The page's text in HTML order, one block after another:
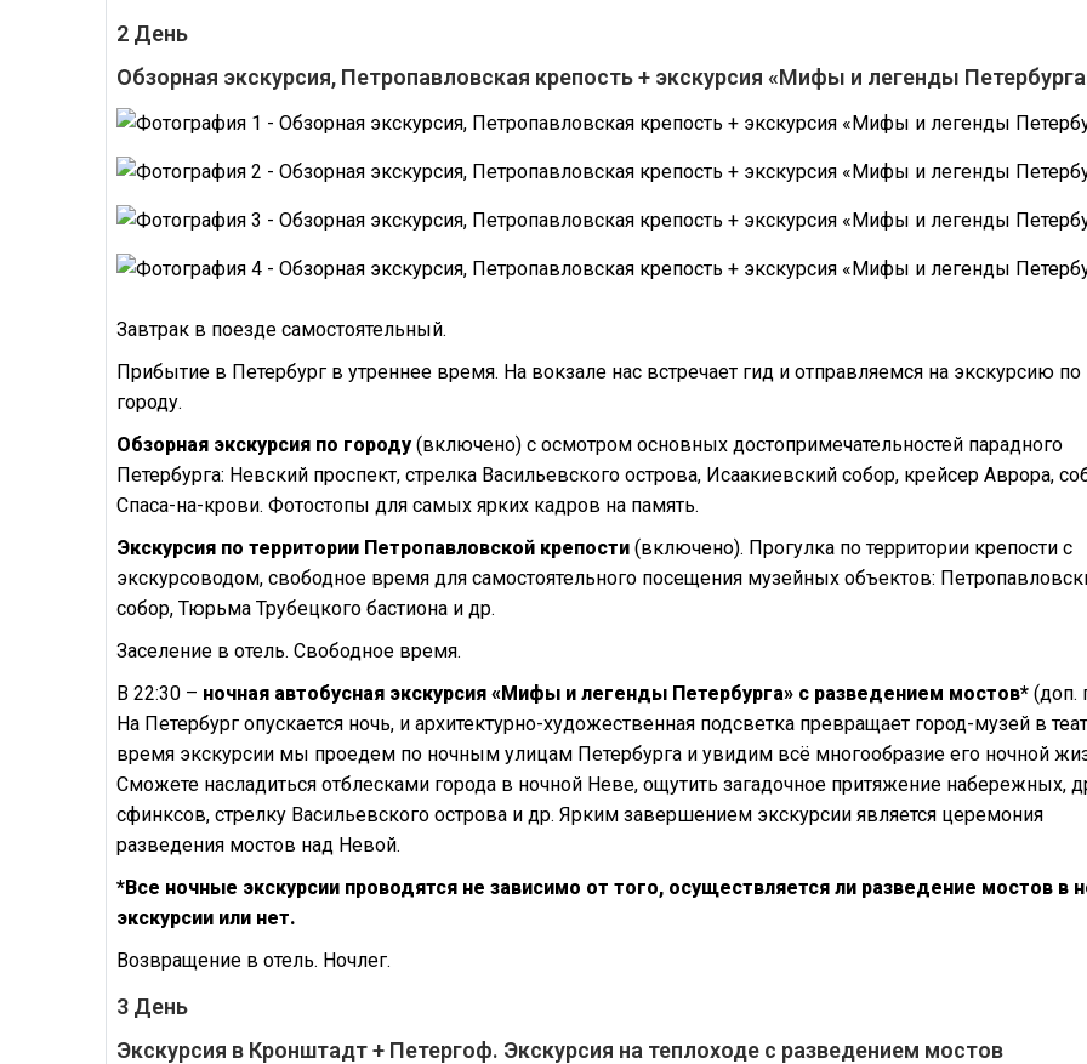
2 День
Обзорная экскурсия, Петропавловская крепость + экскурсия «Мифы и легенды
Завтрак в поезде самостоятельный.
Прибытие в Петербург в утреннее время. На вокзале нас встречает гид и отправляемся на экскурсию по
городу.
Обзорная экскурсия по городу (включено) с осмотром основных достопримечательностей парадного
Петербурга: Невский проспект, стрелка Васильевского острова, Исаакиевский собор, крейсер Аврора,
Спаса-на-крови. Фотостопы для самых ярких кадров на память.
Экскурсия по территории Петропавловской крепости (включено). Прогулка по территории крепости с
экскурсоводом, свободное время для самостоятельного посещения музейных объектов:
собор, Тюрьма Трубецкого бастиона и др.
Заселение в отель. Свободное время.
В 22:30 – ночная автобусная экскурсия «Мифы и легенды Петербурга» с разведением мостов* (доп.
На Петербург опускается ночь, и архитектурно-художественная подсветка превращает город-музей в
время экскурсии мы проедем по ночным улицам Петербурга и увидим всё многообразие его ночной
Сможете насладиться отблесками города в ночной Неве, ощутить загадочное притяжение набережных,
сфинксов, стрелку Васильевского острова и др. Ярким завершением экскурсии является церемония
разведения мостов над Невой.
*Все ночные экскурсии проводятся не зависимо от того, осуществляется ли разведение мостов в
экскурсии или нет.
Возвращение в отель. Ночлег.
3 День
Экскурсия в Кронштадт + Петергоф. Экскурсия на теплоходе с разведением мостов